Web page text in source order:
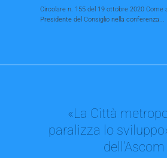
Circolare n. 155 del 19 ottobre 2020 Come
Presidente del Consiglio nella conferenza...
«La Città
paralizza lo
dell’Ascom